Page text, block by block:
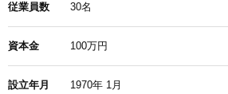
従業員数 30名
資本金 100万円
設立年月 1970年 1月